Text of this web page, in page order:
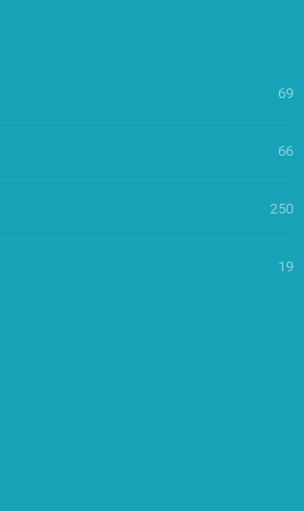
69
66
250
19